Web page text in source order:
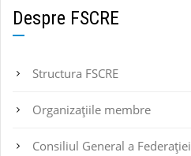
Despre FSCRE
Structura FSCRE
Organizațiile membre
Consiliul General a Federației